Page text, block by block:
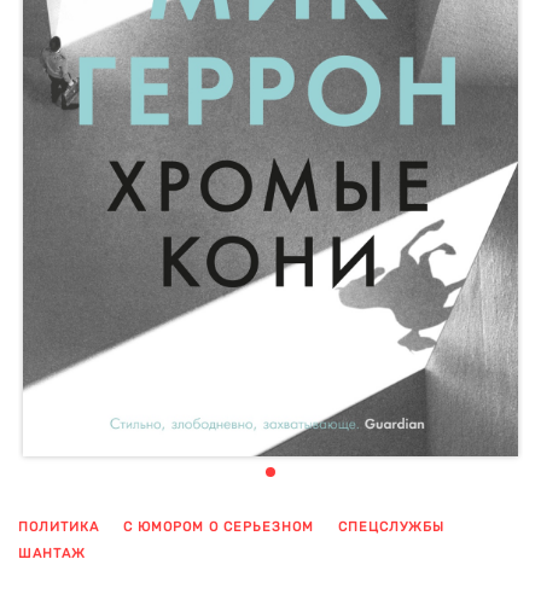
ПОЛИТИКА С ЮМОРОМ О СЕРЬЕЗНОМ
СПЕЦСЛУЖБЫ
ШАНТАЖ